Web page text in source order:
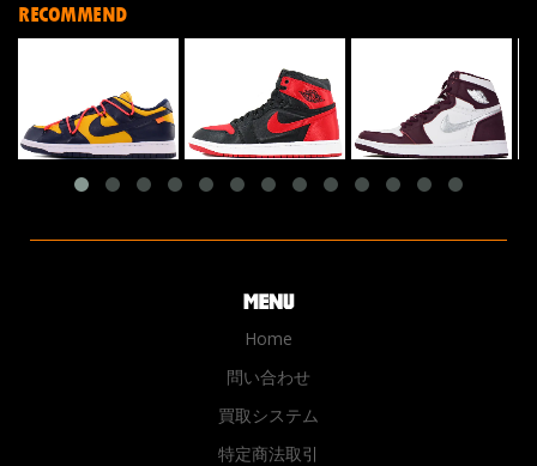
RECOMMEND
Home
問い合わせ
買取システム
特定商法取引